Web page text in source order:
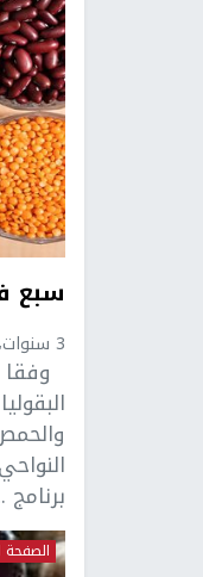
سبع
3 سنوات، 6 أشهر ago
برنامج
الصفحة